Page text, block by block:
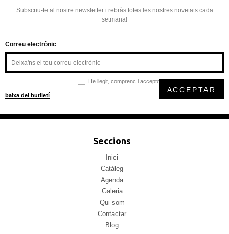
Subscriu-te al nostre newsletter i rebràs totes les nostres novetats cada
setmana!
Correu electrònic
He llegit, comprenc i accepto la
baixa del butlletí
ACCEPTAR
Seccions
Inici
Catàleg
Agenda
Galeria
Qui som
Contactar
Blog